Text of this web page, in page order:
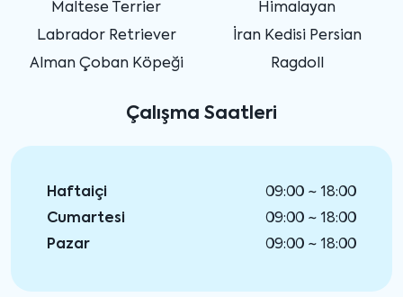
Maltese Terrier
Labrador Retriever
Alman Çoban Köpeği
Himalayan
İran Kedisi Persian
Ragdoll
Çalışma Saatleri
Haftaiçi
09:00 ~ 18:00
Cumartesi
09:00 ~ 18:00
Pazar
09:00 ~ 18:00